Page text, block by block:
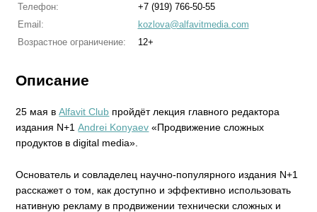
Телефон:
+7 (919) 766-50-55
Email:
kozlova@alfavitmedia.com
Возрастное ограничение:
12+
Описание
25 мая вAlfavit Club пройдёт лекция главного редактора
издания N+1Andrei Konyaev «Продвижение сложных
продуктов в digital media».
Основатель и совладелец научно-популярного издания N+1
расскажет о том, как доступно и эффективно использовать
нативную рекламу в продвижении технически сложных и